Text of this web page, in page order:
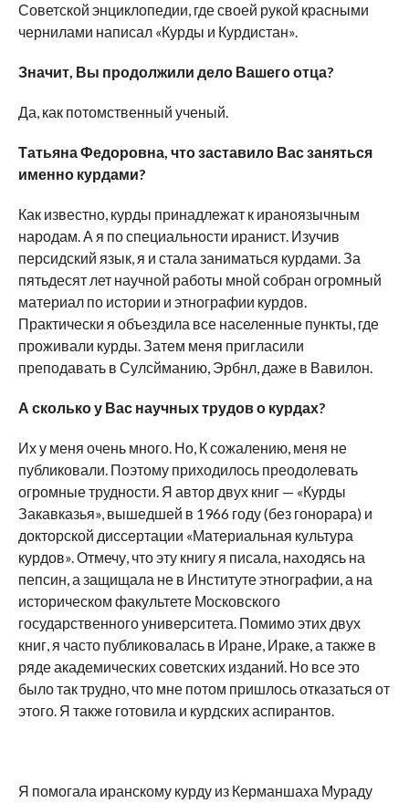
Советской энциклопедии, где своей рукой красными
чернилами написал «Курды и Курдистан».
Значит, Вы продолжили дело Вашего отца?
Да, как потомственный ученый.
Татьяна Федоровна, что заставило Вас заняться
именно курдами?
Как известно, курды принадлежат к ираноязычным
народам. А я по специальности иранист. Изучив
персидский язык, я и стала заниматься курдами. За
пятьдесят лет научной работы мной собран огромный
материал по истории и этнографии курдов.
Практически я объездила все населенные пункты, где
проживали курды. Затем меня пригласили
преподавать в Сулсйманию, Эрбнл, даже в Вавилон.
А сколько у Вас научных трудов о курдах?
Их у меня очень много. Но, К сожалению, меня не
публиковали. Поэтому приходилось преодолевать
огромные трудности. Я автор двух книг — «Курды
Закавказья», вышедшей в 1966 году (без гонорара) и
докторской диссертации «Материальная культура
курдов». Отмечу, что эту книгу я писала, находясь на
пепсин, а защищала не в Институте этнографии, а на
историческом факультете Московского
государственного университета. Помимо этих двух
книг, я часто публиковалась в Иране, Ираке, а также в
ряде академических советских изданий. Но все это
было так трудно, что мне потом пришлось отказаться от
этого. Я также готовила и курдских аспирантов.
Я помогала иранскому курду из Керманшаха Мураду